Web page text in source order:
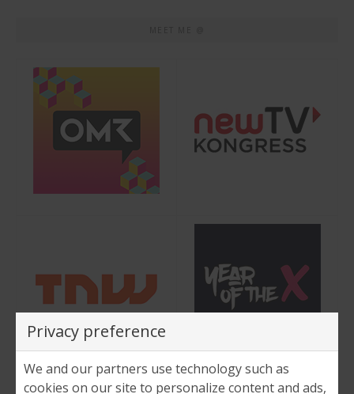
Privacy preference
We and our partners use technology such as
cookies on our site to personalize content and ads,